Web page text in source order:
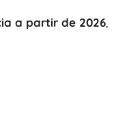
a partir de 2026